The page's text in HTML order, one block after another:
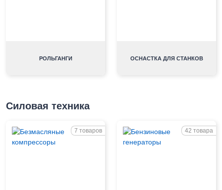
РОЛЬГАНГИ ОСНАСТКА ДЛЯ СТАНКОВ
Силовая техника
7 товаров 42 товара